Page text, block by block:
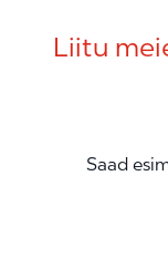
Liitu
Saad